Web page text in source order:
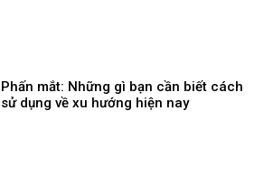
Phấn mắt: Những gì bạn cần biết cách
sử dụng về xu hướng hiện nay